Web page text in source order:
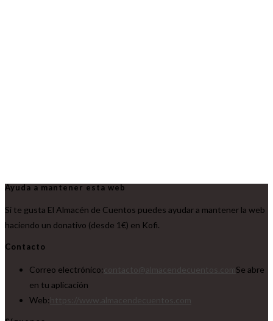
Ayuda a mantener esta web
Si te gusta El Almacén de Cuentos puedes ayudar a mantener la web
haciendo un donativo (desde 1€) en Kofi.
Contacto
Correo electrónico:
Se abre
en tu aplicación
Web: